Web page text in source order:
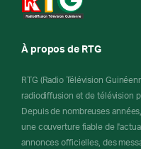
À propos de RTG
RTG (Radio Télévision
radiodiffusion et de télévision
Depuis de nombreuses
une couverture fiable de
annonces officielles, des